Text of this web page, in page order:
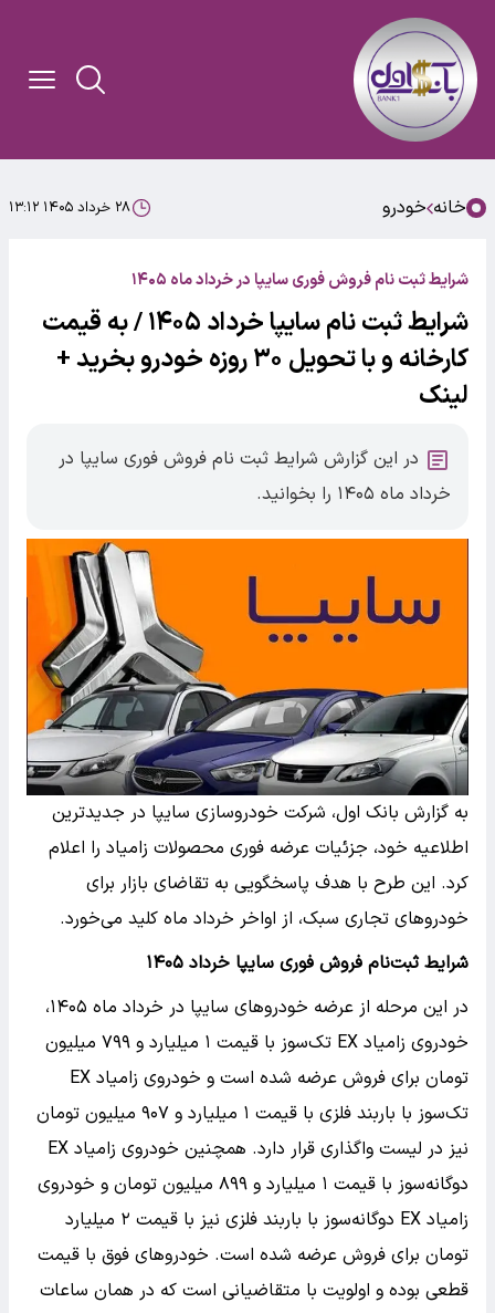
خانه خودرو ۲۸ خرداد ۱۴۰۵ ۱۳:۱۲
شرایط ثبت نام فروش فوری سایپا در خرداد ماه ۱۴۰۵
شرایط ثبت نام سایپا خرداد ۱۴۰۵ / به قیمت
کارخانه و با تحویل ۳۰ روزه خودرو بخرید +
لینک
در این گزارش شرایط ثبت نام فروش فوری سایپا در
خرداد ماه ۱۴۰۵ را بخوانید.
به گزارش بانک اول، شرکت خودروسازی سایپا در جدیدترین
اطلاعیه خود، جزئیات عرضه فوری محصولات زامیاد را اعلام
کرد. این طرح با هدف پاسخگویی به تقاضای بازار برای
خودروهای تجاری سبک، از اواخر خرداد ماه کلید می‌خورد.
شرایط ثبت‌نام فروش فوری سایپا خرداد ۱۴۰۵
در این مرحله از عرضه خودروهای سایپا در خرداد ماه ۱۴۰۵،
خودروی زامیاد EX تک‌سوز با قیمت ۱ میلیارد و ۷۹۹ میلیون
تومان برای فروش عرضه شده است و خودروی زامیاد EX
تک‌سوز با باربند فلزی با قیمت ۱ میلیارد و ۹۰۷ میلیون تومان
نیز در لیست واگذاری قرار دارد. همچنین خودروی زامیاد EX
دوگانه‌سوز با قیمت ۱ میلیارد و ۸۹۹ میلیون تومان و خودروی
زامیاد EX دوگانه‌سوز با باربند فلزی نیز با قیمت ۲ میلیارد
تومان برای فروش عرضه شده است. خودروهای فوق با قیمت
قطعی بوده و اولویت با متقاضیانی است که در همان ساعات